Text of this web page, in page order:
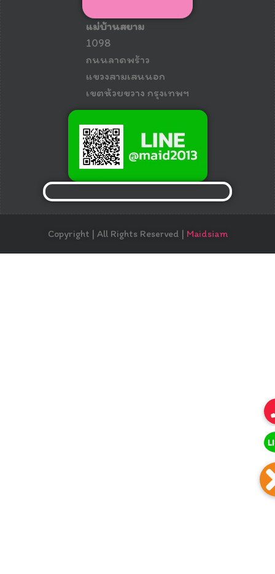
แม่บ้านสยาม
1098
ถนนลาดพร้าว
แขวงสามเสนนอก
เขตห้วยขวาง กรุงเทพฯ
Copyright | All Rights Reserved | Maidsiam